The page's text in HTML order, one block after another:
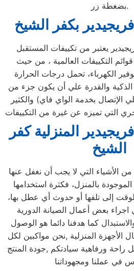
بضغطة زر.
بكفر الشيخ
التكييفات العالمية ، من حيث
الكهرباء، تحمل درجات الحرارة
الذكية والقدرة علي أن يكون جزء من
الإتصال بخدمة الواي فاي) والكثير
فريجيدير المنزليةكفر
الشيخ
من الأشياء التي لا يجب أن نغفل عنها
الموجودة بالمنزل، فكثرة استخدامها
إلى تلفها أو حدوث أي عطل بها،
بعض أعمال الصيانة الدورية
كما هدفنا دائما هو الوصول
المنزلية ,نحن مواكبين لكل
ورفاهية سيادتكم ,جودة المنتج
في عملنا ومجهوداتنا